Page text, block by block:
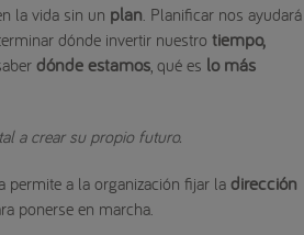
la vida sin un plan . Planificar nos ayudará
dónde invertir nuestro tiempo,
dónde estamos , qué es lo más
a crear su propio futuro.
permite a la organización fijar ladirección
ponerse en marcha.